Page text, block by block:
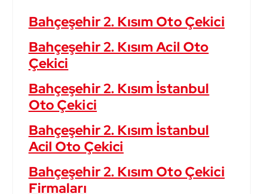
Bahçeşehir 2. Kısım Oto Çekici
Bahçeşehir 2. Kısım Acil Oto
Çekici
Bahçeşehir 2. Kısım İstanbul
Oto Çekici
Bahçeşehir 2. Kısım İstanbul
Acil Oto Çekici
Bahçeşehir 2. Kısım Oto Çekici
Firmaları